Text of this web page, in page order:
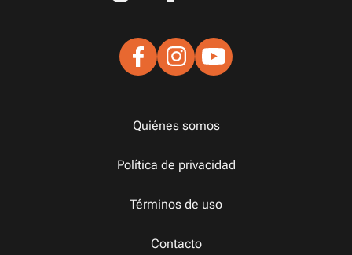
Quiénes somos
Política de privacidad
Términos de uso
Contacto